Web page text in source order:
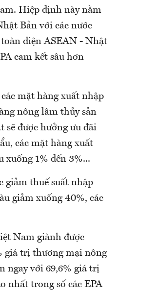
Hiệp định này nằm
Bản với các nước
diện ASEAN - Nhật
cam kết sâu hơn
mặt hàng xuất nhập
nông lâm thủy sản
sẽ được hưởng ưu đãi
các mặt hàng xuất
xuống 1% đến 3%...
giảm thuế suất nhập
giảm xuống 40%, các
Nam giành được
giá trị thương mại nông
ngay với 69,6% giá trị
nhất trong số các EPA